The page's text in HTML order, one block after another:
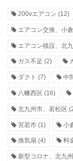
200vエアコン (12)
エアコン交換、小
エアコン移設、北
ガス不足 (2)
ダクト (7) 中
八幡西区 (16)
北九州市、若松区
宮若市 (1) 小
換気扇 (4) 料
新型コロナ、北九